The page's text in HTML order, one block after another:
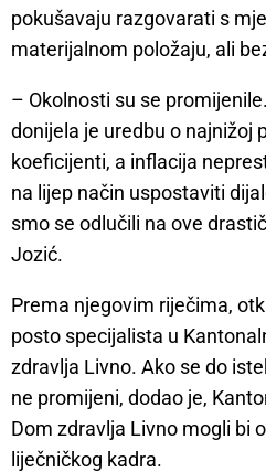
pokušavaju razgovarati s
materijalnom položaju, ali
– Okolnosti su se
donijela je uredbu o najnižoj
koeficijenti, a inflacija
na lijep način uspostaviti
smo se odlučili na ove
Jozić.
Prema njegovim riječima,
posto specijalista u
zdravlja Livno. Ako se do
ne promijeni, dodao je,
Dom zdravlja Livno mogli bi
liječničkog kadra.